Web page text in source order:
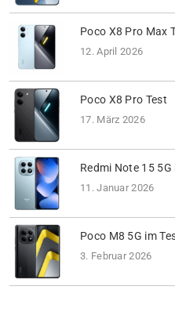
Poco X8 Pro Max
12. April 2026
Poco X8 Pro Test
17. März 2026
Redmi Note 15 5G
11. Januar 2026
Poco M8 5G im
3. Februar 2026